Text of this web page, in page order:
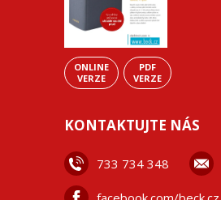
ONLINE
VERZE
PDF
VERZE
KONTAKTUJTE NÁS
733 734 348